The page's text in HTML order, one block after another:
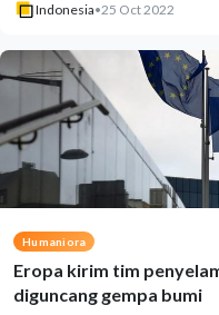
Indonesia•25 Oct 2022
Humaniora
Eropa kirim tim
diguncang gempa bumi